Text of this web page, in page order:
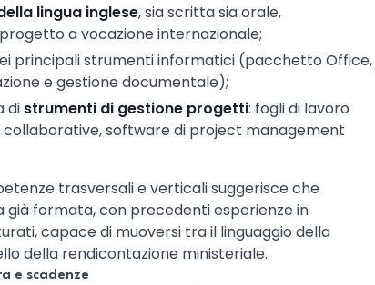
lingua inglese, sia scritta sia orale,
a vocazione internazionale;
principali strumenti informatici (pacchetto Office,
e gestione documentale);
di strumenti di gestione progetti: fogli di lavoro
software di project management
trasversali e verticali suggerisce che
già formata, con precedenti esperienze in
capace di muoversi tra il linguaggio della
della rendicontazione ministeriale.
e scadenze